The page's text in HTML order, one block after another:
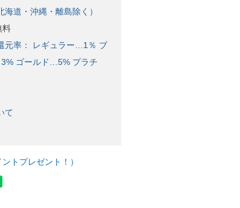
道・沖縄・離島除く）
料
元率： レギュラー…1％ ブ
ゴールド…5% プラチ
て
トプレゼント！）